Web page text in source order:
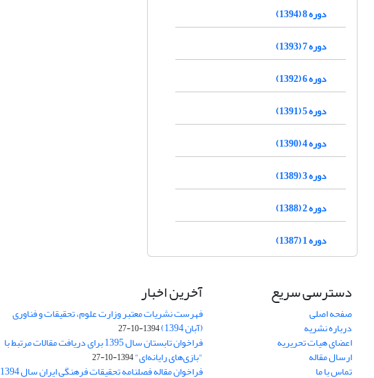
دوره 8 (1394)
دوره 7 (1393)
دوره 6 (1392)
دوره 5 (1391)
دوره 4 (1390)
دوره 3 (1389)
دوره 2 (1388)
دوره 1 (1387)
دسترسی سریع
صفحه اصلی
درباره نشریه
اعضای هیات تحریریه
ارسال مقاله
تماس با ما
آخرین اخبار
فهرست نشریات معتبر وزارت علوم، تحقیقات و فناوری
(آبان 1394) 1394-10-27
فراخوان تابستان سال 1395 برای دریافت مقالات مرتبط با
"بازی‌های رایانه‌ای"1394-10-27
فراخوان مقاله فصلنامه تحقیقات فرهنگی ایران سال 1394